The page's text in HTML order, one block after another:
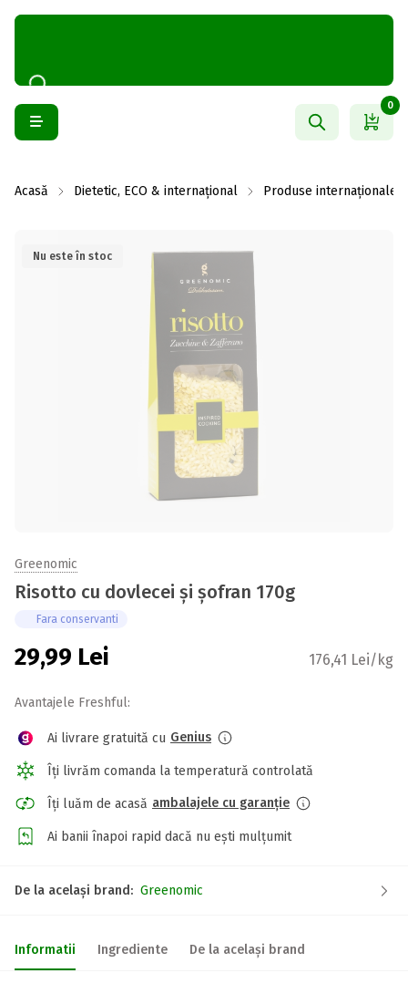
0
Acasă Dietetic, ECO & internațional Produse internaționale
Nu este în stoc
Greenomic
Risotto cu dovlecei și șofran 170g
Fara conservanti
29,99 Lei 176,41 Lei/kg
Avantajele Freshful:
Ai livrare gratuită cu Genius
Îți livrăm comanda la temperatură controlată
Îți luăm de acasă ambalajele cu garanție
Ai banii înapoi rapid dacă nu ești mulțumit
De la același brand: Greenomic
Informatii Ingrediente De la același brand